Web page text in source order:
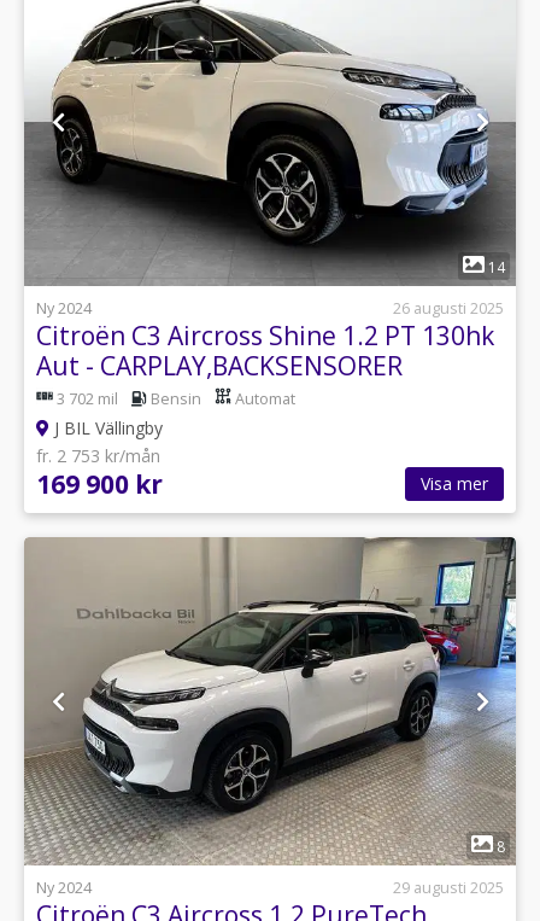
1
14
Ny 2024
26 augusti 2025
Citroën C3 Aircross Shine 1.2 PT 130hk
Aut - CARPLAY,BACKSENSORER
3 702 mil Bensin Automat
J BIL Vällingby
fr. 2 753 kr/mån
169 900 kr Visa mer
1
8
Ny 2024
29 augusti 2025